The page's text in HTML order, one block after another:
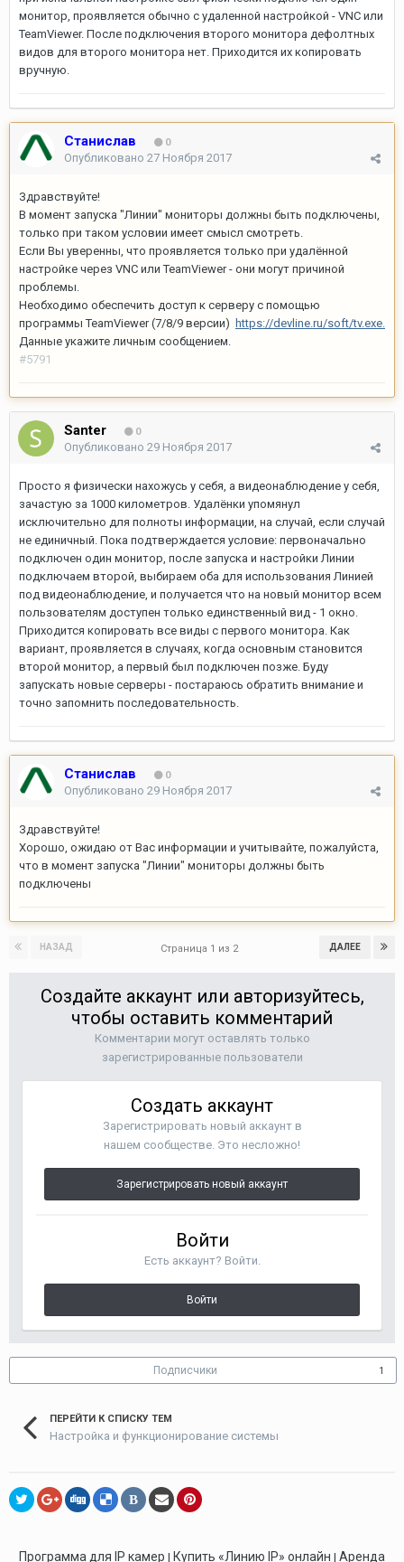
монитор, проявляется обычно с удаленной настройкой - VNC или
TeamViewer. После подключения второго монитора дефолтных
видов для второго монитора нет. Приходится их копировать
вручную.
Станислав 0
Опубликовано 27 Ноября 2017
Здравствуйте!
В момент запуска "Линии" мониторы должны быть подключены,
только при таком условии имеет смысл смотреть.
Если Вы уверенны, что проявляется только при удалённой
настройке через VNC или TeamViewer - они могут причиной
проблемы.
Необходимо обеспечить доступ к серверу с помощью
программы TeamViewer (7/8/9 версии) https://devline.ru/soft/tv.exe.
Данные укажите личным сообщением.
#5791
Santer 0
Опубликовано 29 Ноября 2017
Просто я физически нахожусь у себя, а видеонаблюдение у себя,
зачастую за 1000 километров. Удалёнки упомянул
исключительно для полноты информации, на случай, если случай
не единичный. Пока подтверждается условие: первоначально
подключен один монитор, после запуска и настройки Линии
подключаем второй, выбираем оба для использования Линией
под видеонаблюдение, и получается что на новый монитор всем
пользователям доступен только единственный вид - 1 окно.
Приходится копировать все виды с первого монитора. Как
вариант, проявляется в случаях, когда основным становится
второй монитор, а первый был подключен позже. Буду
запускать новые серверы - постараюсь обратить внимание и
точно запомнить последовательность.
Станислав 0
Опубликовано 29 Ноября 2017
Здравствуйте!
Хорошо, ожидаю от Вас информации и учитывайте, пожалуйста,
что в момент запуска "Линии" мониторы должны быть
подключены
НАЗАД ДАЛЕЕ
Страница 1 из 2
Создайте аккаунт или авторизуйтесь,
чтобы оставить комментарий
Комментарии могут оставлять только
зарегистрированные пользователи
Создать аккаунт
Зарегистрировать новый аккаунт в
нашем сообществе. Это несложно!
Зарегистрировать новый аккаунт
Войти
Есть аккаунт? Войти.
Войти
Подписчики 1
ПЕРЕЙТИ К СПИСКУ ТЕМ
Настройка и функционирование системы
В
Программа для IP камер | Купить «Линию IP» онлайн | Аренда